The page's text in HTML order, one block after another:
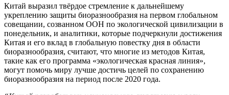
Китай выразил твёрдое стремление к дальнейшему
укреплению защиты биоразнообразия на первом глобальном
совещании, созванном ООН по экологической цивилизации в
понедельник, и аналитики, которые подчеркнули достижения
Китая и его вклад в глобальную повестку дня в области
биоразнообразия, считают, что многие из методов Китая,
такие как его программа «экологическая красная линия»,
могут помочь миру лучше достичь целей по сохранению
биоразнообразия на период после 2020 года.